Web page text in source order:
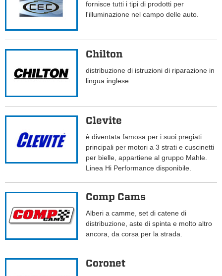
fornisce tutti i tipi di prodotti per
l'illuminazione nel campo delle auto.
Chilton
distribuzione di istruzioni di riparazione in
lingua inglese.
Clevite
è diventata famosa per i suoi pregiati
principali per motori a 3 strati e cuscinetti
per bielle, appartiene al gruppo Mahle.
Linea Hi Performance disponibile.
Comp Cams
Alberi a camme, set di catene di
distribuzione, aste di spinta e molto altro
ancora, da corsa per la strada.
Coronet